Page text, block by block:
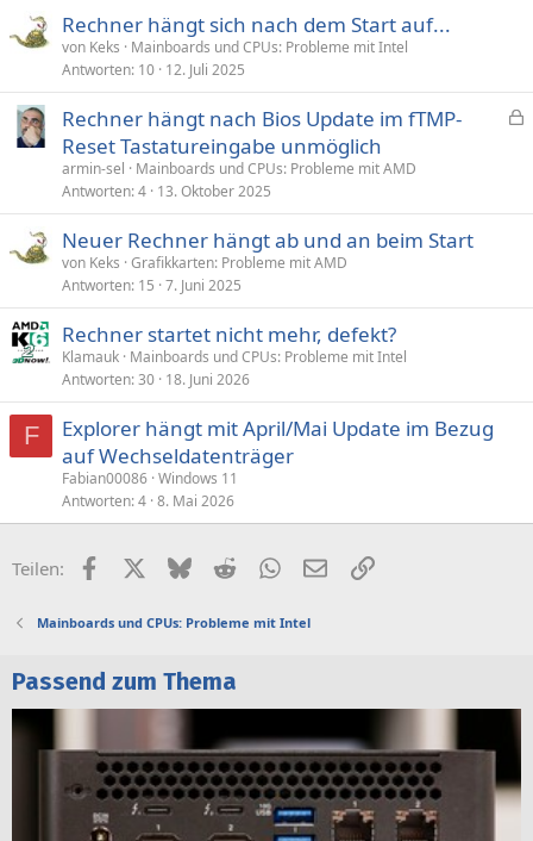
Rechner hängt sich nach dem Start auf...
von Keks
Mainboards und CPUs: Probleme mit Intel
Antworten 10 12. Juli 2025
e
Rechner hängt nach Bios Update im fTMP-
Reset Tastatureingabe unmöglich
armin-sel
Mainboards und CPUs: Probleme mit AMD
Antworten 4 13. Oktober 2025
Neuer Rechner hängt ab und an beim Start
von Keks Grafikkarten: Probleme mit AMD
Antworten 15 7. Juni 2025
Rechner startet nicht mehr, defekt?
Klamauk Mainboards und CPUs: Probleme mit Intel
Antworten 30 18. Juni 2026
F
Explorer hängt mit April/Mai Update im Bezug
auf Wechseldatenträger
Fabian00086 Windows 11
Antworten 4 8. Mai 2026
Teilen: FacebookX (Twitter)
BlueskyRedditWhatsApp
E-MailLink
Mainboards und CPUs: Probleme mit Intel
Passend zum Thema